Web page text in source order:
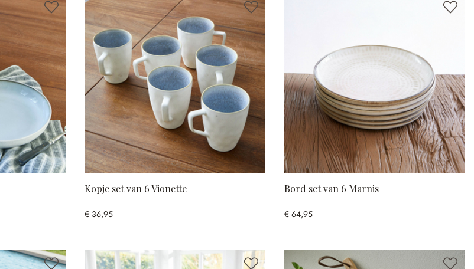
Kopje set van 6 Vionette
€ 36,95
Bord set van 6 Marnis
€ 64,95